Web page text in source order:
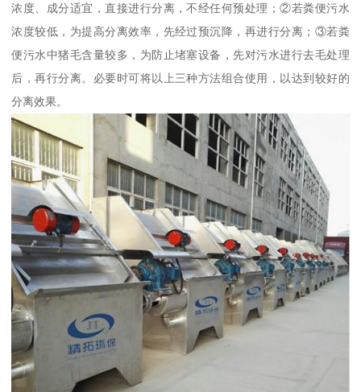
浓度、成分适宜，直接进行分离，不经任何预处理；②若粪便污水
浓度较低，为提高分离效率，先经过预沉降，再进行分离；③若粪
便污水中猪毛含量较多，为防止堵塞设备，先对污水进行去毛处理
后，再行分离。必要时可将以上三种方法组合使用，以达到较好的
分离效果。